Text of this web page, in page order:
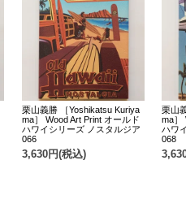
栗山義勝 ［Yoshikatsu Kuriya
ma］ Wood Art Print オールド
ハワイシリーズ ノスタルジア
066
3,630円(税込)
栗山
ma］
ハワ
068